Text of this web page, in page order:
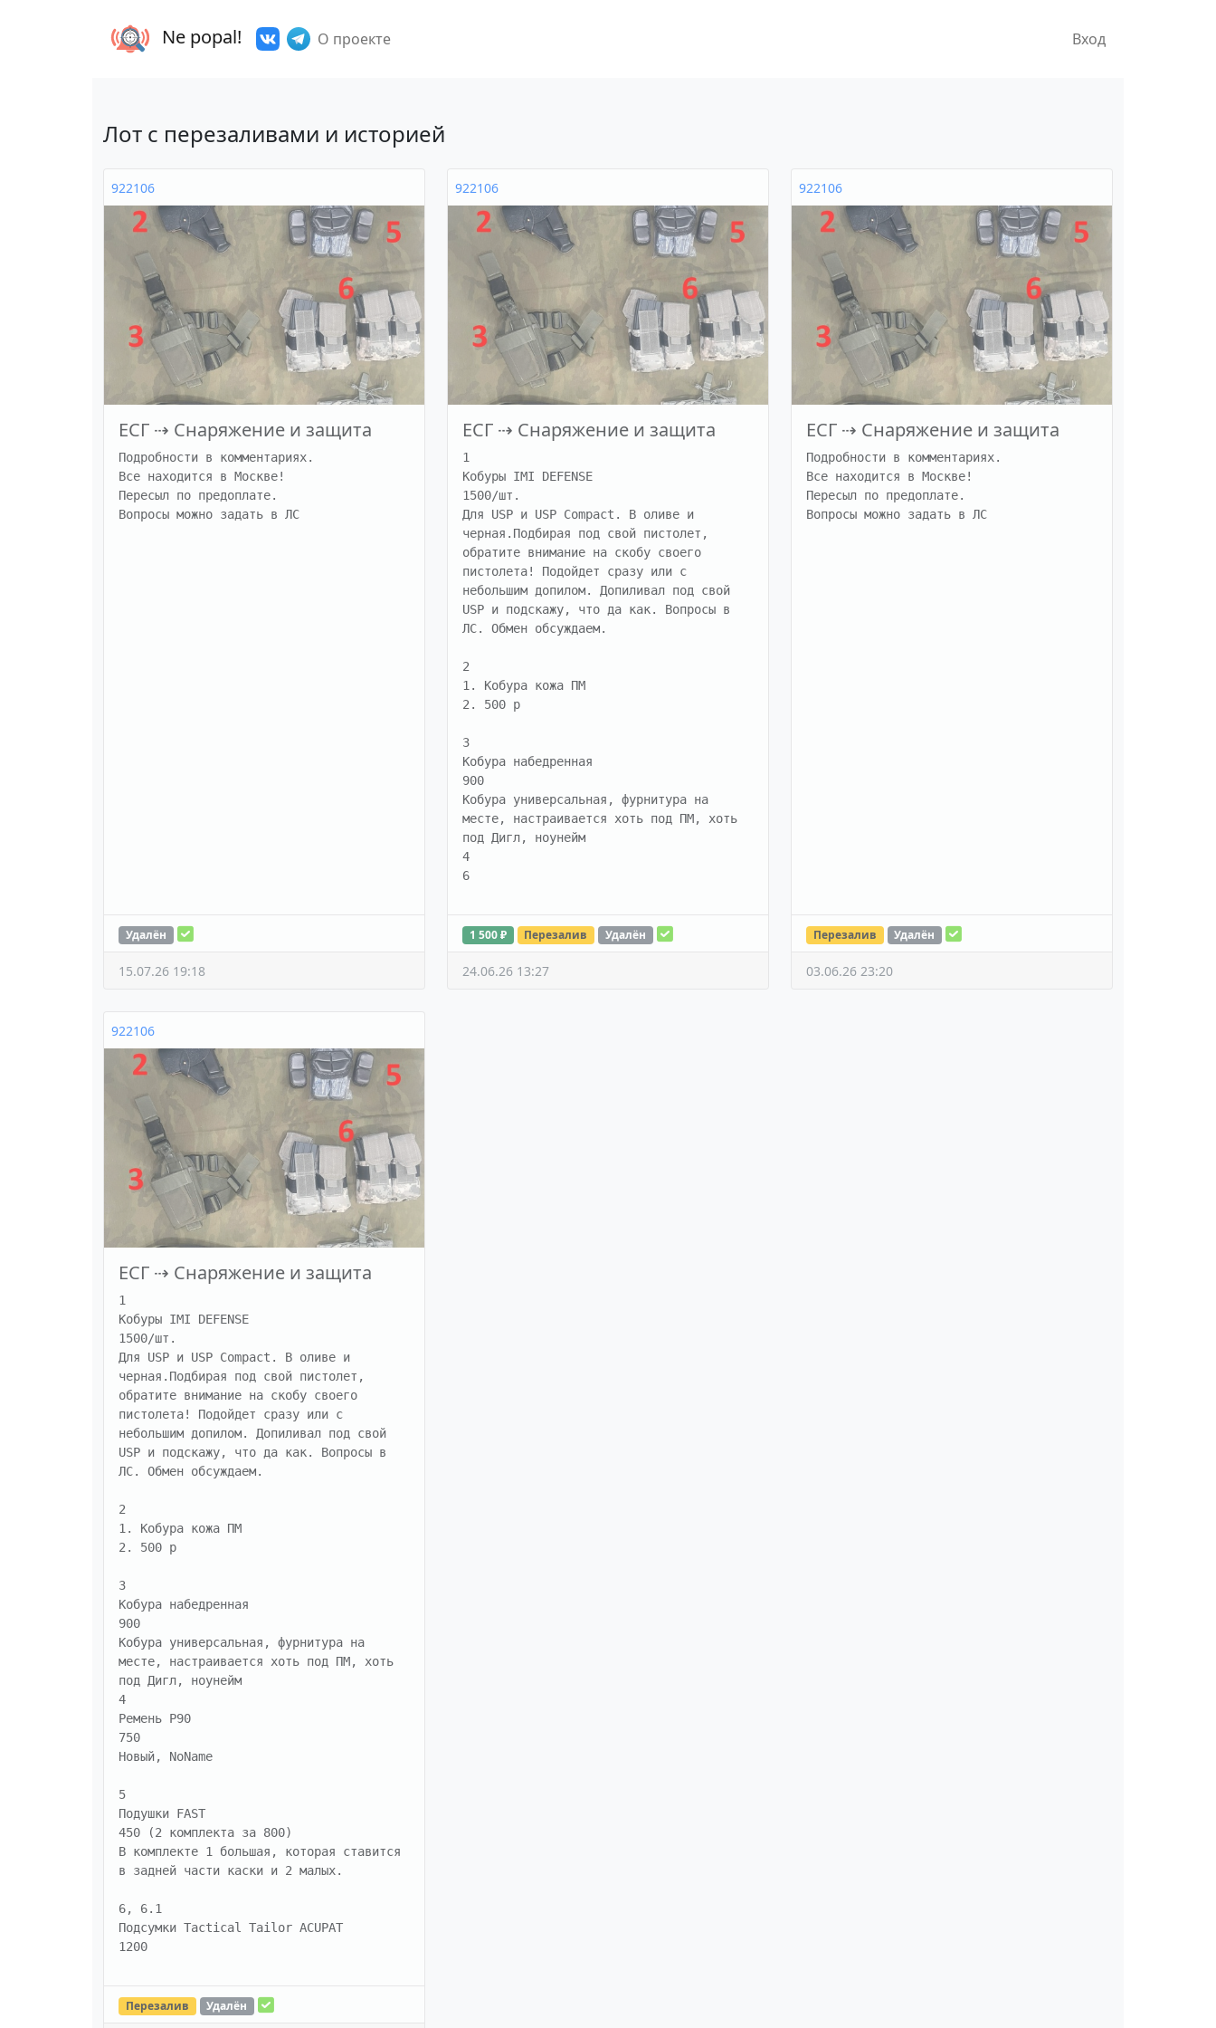
Ne popal! О проекте Вход
Лот с перезаливами и историей
922106
ЕСГ ⇢ Снаряжение и защита
Подробности в комментариях.
Все находится в Москве!
Пересыл по предоплате.
Вопросы можно задать в ЛС
Удалён
15.07.26 19:18
922106
ЕСГ ⇢ Снаряжение и защита
1
Кобуры IMI DEFENSE
1500/шт.
Для USP и USP Compact. В оливе и
черная.Подбирая под свой пистолет,
обратите внимание на скобу своего
пистолета! Подойдет сразу или с
небольшим допилом. Допиливал под свой
USP и подскажу, что да как. Вопросы в
ЛС. Обмен обсуждаем.
2
1. Кобура кожа ПМ
2. 500 р
3
Кобура набедренная
900
Кобура универсальная, фурнитура на
месте, настраивается хоть под ПМ, хоть
под Дигл, ноунейм
4
6
1 500 ₽ Перезалив Удалён
24.06.26 13:27
922106
ЕСГ ⇢ Снаряжение и защита
Подробности в комментариях.
Все находится в Москве!
Пересыл по предоплате.
Вопросы можно задать в ЛС
Перезалив Удалён
03.06.26 23:20
922106
ЕСГ ⇢ Снаряжение и защита
1
Кобуры IMI DEFENSE
1500/шт.
Для USP и USP Compact. В оливе и
черная.Подбирая под свой пистолет,
обратите внимание на скобу своего
пистолета! Подойдет сразу или с
небольшим допилом. Допиливал под свой
USP и подскажу, что да как. Вопросы в
ЛС. Обмен обсуждаем.
2
1. Кобура кожа ПМ
2. 500 р
3
Кобура набедренная
900
Кобура универсальная, фурнитура на
месте, настраивается хоть под ПМ, хоть
под Дигл, ноунейм
4
Ремень P90
750
Новый, NoName
5
Подушки FAST
450 (2 комплекта за 800)
В комплекте 1 большая, которая ставится
в задней части каски и 2 малых.
6, 6.1
Подсумки Tactical Tailor ACUPAT
1200
Перезалив Удалён